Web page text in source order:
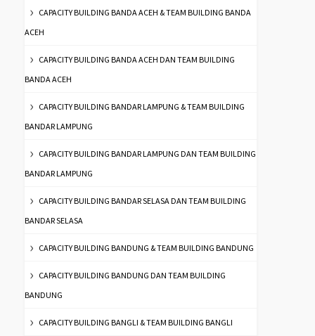
CAPACITY BUILDING BANDA ACEH & TEAM BUILDING BANDA
ACEH
CAPACITY BUILDING BANDA ACEH DAN TEAM BUILDING
BANDA ACEH
CAPACITY BUILDING BANDAR LAMPUNG & TEAM BUILDING
BANDAR LAMPUNG
CAPACITY BUILDING BANDAR LAMPUNG DAN TEAM BUILDING
BANDAR LAMPUNG
CAPACITY BUILDING BANDAR SELASA DAN TEAM BUILDING
BANDAR SELASA
CAPACITY BUILDING BANDUNG & TEAM BUILDING BANDUNG
CAPACITY BUILDING BANDUNG DAN TEAM BUILDING
BANDUNG
CAPACITY BUILDING BANGLI & TEAM BUILDING BANGLI